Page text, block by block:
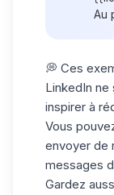
Au
💭 Ces
LinkedIn
inspirer à
Vous
envoyer de
messages
Gardez